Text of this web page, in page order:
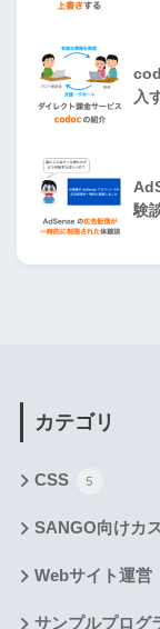
入
験
カテゴリ
CSS 5
SANGO向けカ
Webサイト運営
サンプルプログ